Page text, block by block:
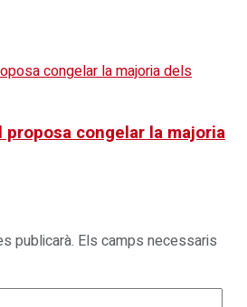
congelar la majoria
publicarà. Els camps necessaris